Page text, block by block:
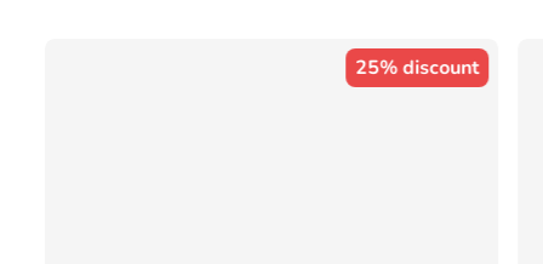
25% discount